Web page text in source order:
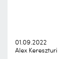
01.09.2022
Alex Kereszturi